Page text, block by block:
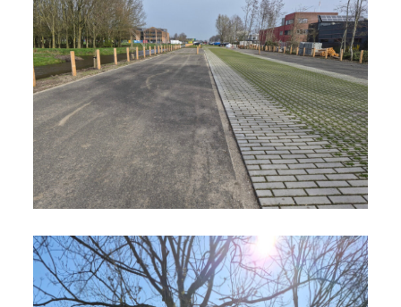
Werk Bergambacht |
Gemeentehuis Krimpenerwaard
Bekijk project